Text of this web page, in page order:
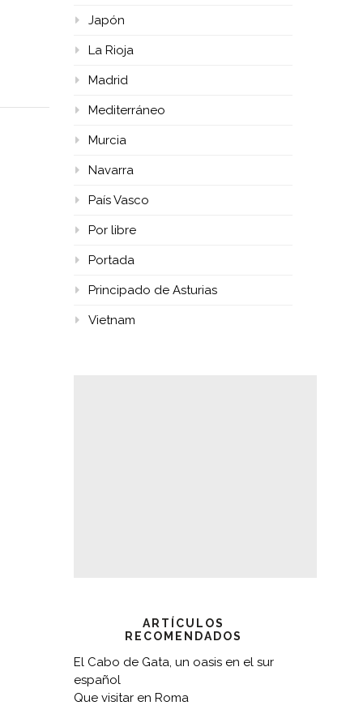
Japón
La Rioja
Madrid
Mediterráneo
Murcia
Navarra
País Vasco
Por libre
Portada
Principado de Asturias
Vietnam
ARTÍCULOS
RECOMENDADOS
El Cabo de Gata, un oasis en el sur
español
Que visitar en Roma